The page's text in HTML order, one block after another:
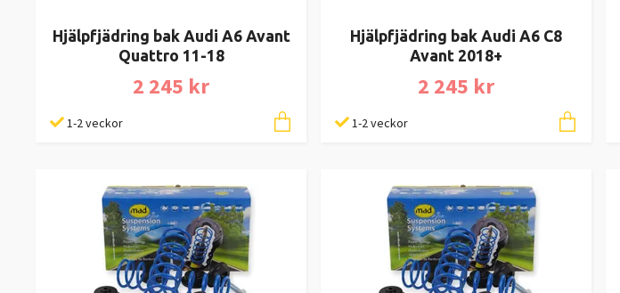
Hjälpfjädring bak Audi A6 Avant
Quattro 11-18
2 245 kr
1-2 veckor
Hjälpfjädring bak Audi A6 C8
Avant 2018+
2 245 kr
1-2 veckor